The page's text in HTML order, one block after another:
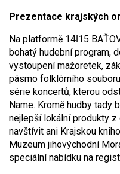
Prezentace krajských
Na platformě 14ǀ15
bohatý hudební program,
vystoupení mažoretek,
pásmo folklórního
série koncertů, kterou
Name. Kromě hudby tady
nejlepší lokální produkty
navštívit ani Krajskou
Muzeum jihovýchodní
speciální nabídku na